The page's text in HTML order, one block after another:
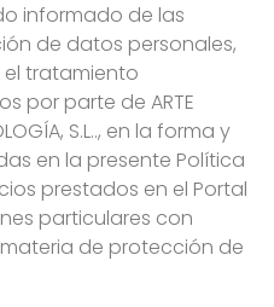
informado de las
de datos personales,
tratamiento
por parte de ARTE
S.L.., en la forma y
en la presente Política
prestados en el Portal
particulares con
de protección de